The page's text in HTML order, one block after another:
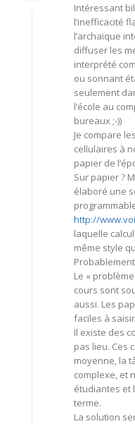
Intéressant
l’inefficacité
l’archaïque
diffuser les
interprété
ou sonnant
seulement
l’école au
bureaux ;-))
Je compare
cellulaires à
papier de
Sur papier ?
élaboré une
http://
laquelle
même style
Probablement
Le «
cours sont
aussi. Les
faciles à
Il existe des
pas lieu. Ces
moyenne, la
complexe, et
étudiantes et
terme.
La solution